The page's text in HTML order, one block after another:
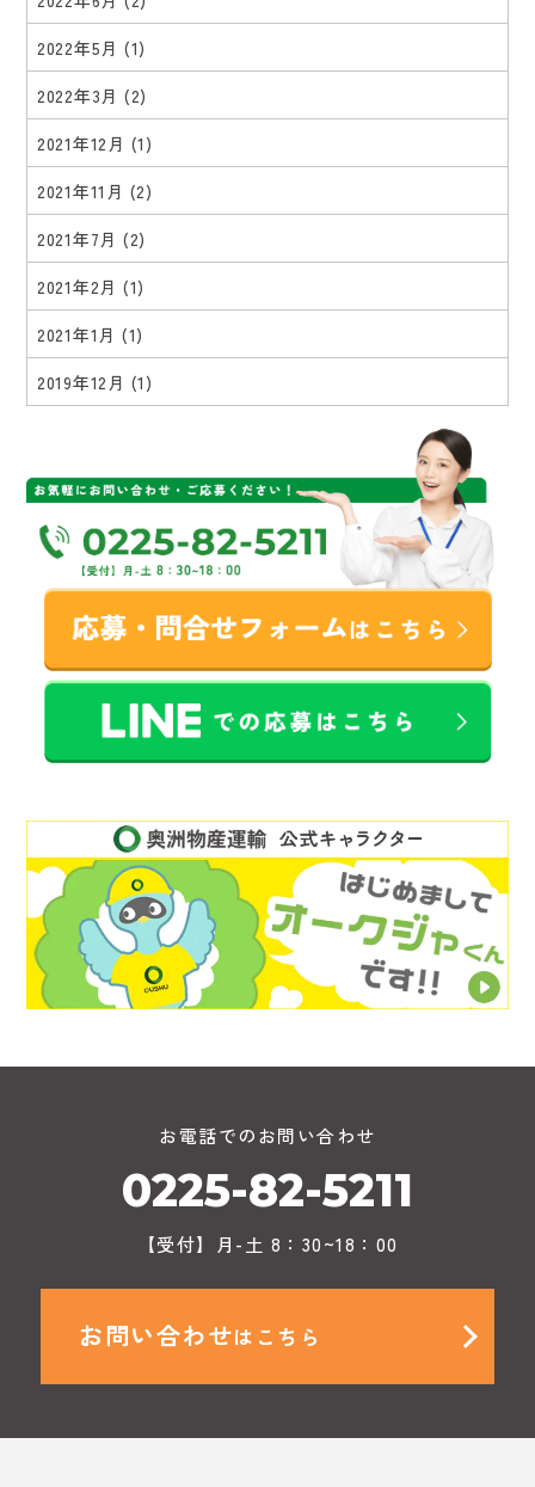
2022年5月 (1)
2022年3月 (2)
2021年12月 (1)
2021年11月 (2)
2021年7月 (2)
2021年2月 (1)
2021年1月 (1)
2019年12月 (1)
お電話でのお問い合わせ
0225-82-5211
【受付】月-土 8：30~18：00
お問い合わせはこちら